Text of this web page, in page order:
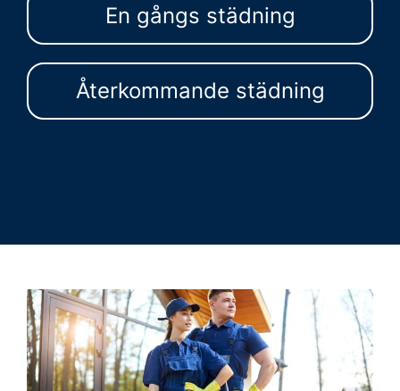
En gångs städning
Återkommande städning